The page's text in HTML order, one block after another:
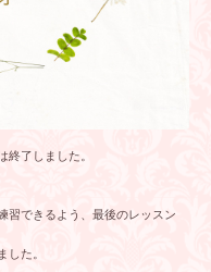
了しました。
習できるよう、最後のレッスン
た。